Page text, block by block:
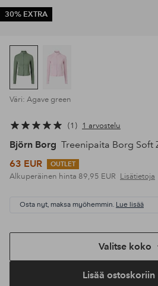
30% EXTRA
Väri: Agave green
1 1 arvostelu
Björn Borg Treenipaita Borg Soft
63 EUR
OUTLET
Alkuperäinen hinta 89,95 EUR Lisätietoja
Osta nyt, maksa myöhemmin. Lue lisää
Valitse koko
Lisää ostoskoriin